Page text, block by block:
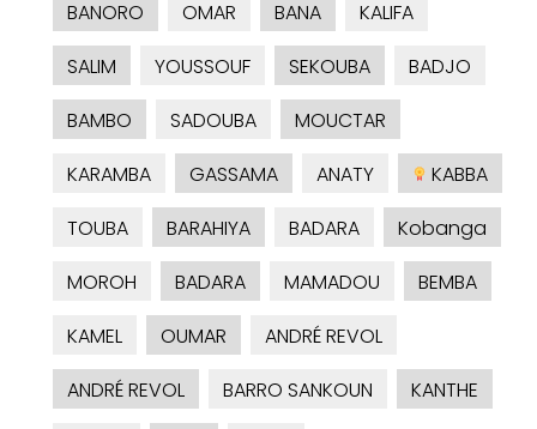
BANORO
OMAR BANA
KALIFA
SALIM
YOUSSOUF SEKOUBA
BADJO
BAMBO
SADOUBA
MOUCTAR
KARAMBA
GASSAMA ANATY
KABBA
TOUBA
BARAHIYA BADARA
Kobanga
MOROH
BADARA MAMADOU
BEMBA
KAMEL
OUMAR
ANDRÉ REVOL
ANDRÉ REVOL
BARRO SANKOUN
KANTHE